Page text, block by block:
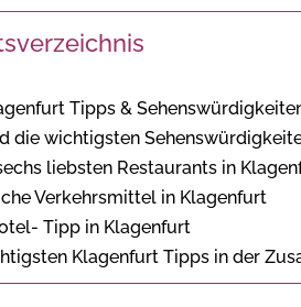
Tipps &
die wichtigsten
liebsten Restaurants in
Verkehrsmittel in Klagenfurt
Tipp in Klagenfurt
Klagenfurt Tipps in der